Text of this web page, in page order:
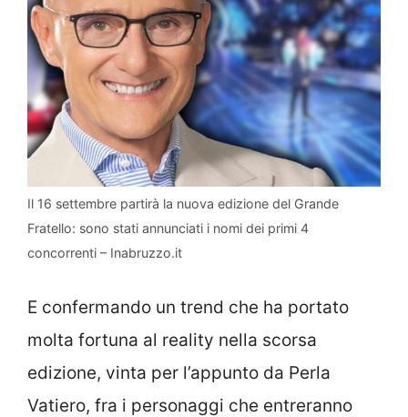
Il 16 settembre partirà la nuova edizione del Grande
Fratello: sono stati annunciati i nomi dei primi 4
concorrenti – Inabruzzo.it
E confermando un trend che ha portato
molta fortuna al reality nella scorsa
edizione, vinta per l’appunto da Perla
Vatiero, fra i personaggi che entreranno